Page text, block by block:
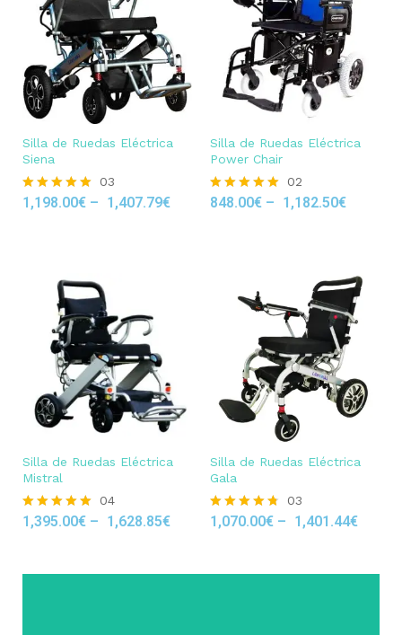
Silla de Ruedas Eléctrica
Siena
Rated
03
1,198.00€ – 1,407.79€
Silla de Ruedas Eléctrica
Power Chair
Rated
02
848.00€ – 1,182.50€
Silla de Ruedas Eléctrica
Mistral
Rated
04
1,395.00€ – 1,628.85€
Silla de Ruedas Eléctrica
Gala
Rated
03
1,070.00€ – 1,401.44€